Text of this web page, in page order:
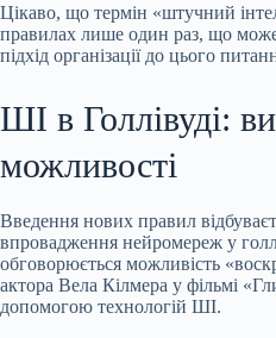
Цікаво, що термін «штучний
правилах лише один раз, що
підхід організації до цього
ШІ в Голлівуді:
можливості
Введення нових правил
впровадження нейромереж у
обговорюється можливість
актора Вела Кілмeра у фільмі
допомогою технологій ШІ.